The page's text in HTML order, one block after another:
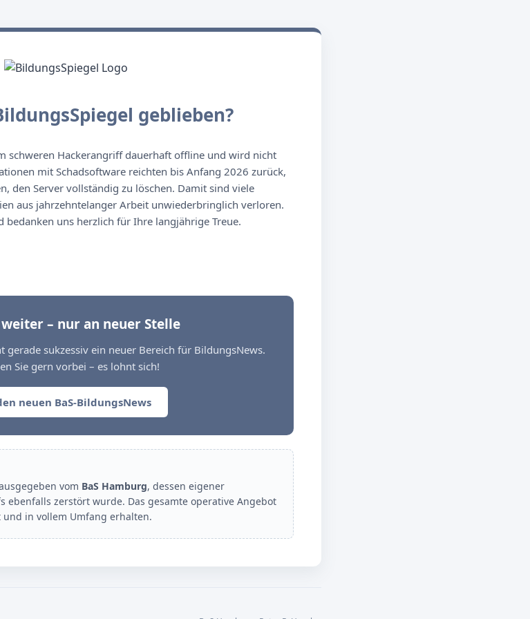
geblieben?
schweren Hackerangriff dauerhaft offline und wird nicht
mit Schadsoftware reichten bis Anfang 2026 zurück,
den Server vollständig zu löschen. Damit sind viele
aus jahrzehntelanger Arbeit unwiederbringlich verloren.
bedanken uns herzlich für Ihre langjährige Treue.
weiter – nur an neuer Stelle
gerade sukzessiv ein neuer Bereich für BildungsNews.
Sie gern vorbei – es lohnt sich!
neuen BaS-BildungsNews
vom BaS Hamburg, dessen eigener
ebenfalls zerstört wurde. Das gesamte operative Angebot
in vollem Umfang erhalten.